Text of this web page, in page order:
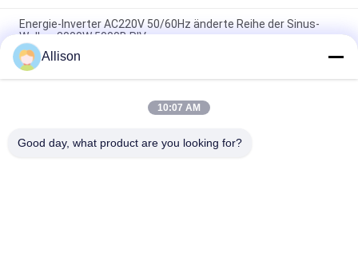
Energie-Inverter AC220V 50/60Hz änderte Reihe der Sinus-
Wellen-3000W 5000B PIV
XL-Reihen-reiner Sinus-Wellen-Inverter , Inverter für
Hauptgebrauch
Energie-Inverter-s LCD 800VA 640W Anzeige mit 2 Jahren
Allison
10:07 AM
Good day, what product are you looking for?